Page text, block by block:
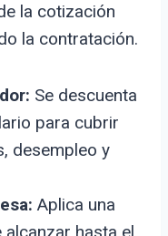
la cotización
la contratación.
Se descuenta
para cubrir
desempleo y
Aplica una